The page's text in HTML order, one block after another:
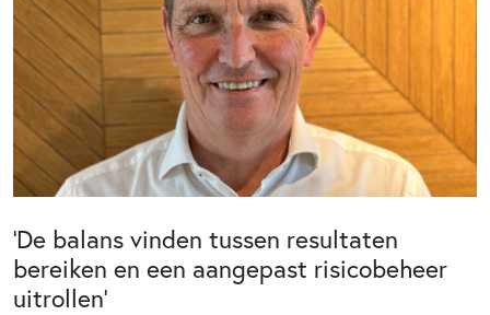
‘De balans vinden tussen resultaten
bereiken en een aangepast risicobeheer
uitrollen’